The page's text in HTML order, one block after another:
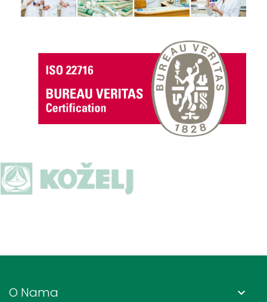
O Nama keyboard_arrow_down